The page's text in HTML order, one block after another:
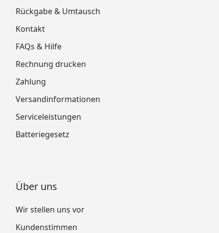
Rückgabe & Umtausch
Kontakt
FAQs & Hilfe
Rechnung drucken
Zahlung
Versandinformationen
Serviceleistungen
Batteriegesetz
Über uns
Wir stellen uns vor
Kundenstimmen